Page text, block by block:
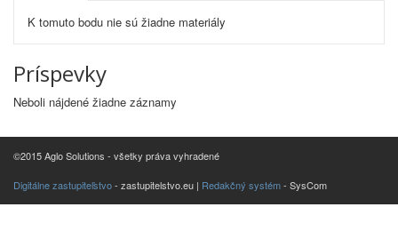
K tomuto bodu nie sú žiadne materiály
Príspevky
Neboli nájdené žiadne záznamy
©2015 Aglo Solutions - všetky práva vyhradené
Digitálne zastupiteľstvo- zastupitelstvo.eu | Redakčný systém- SysCom